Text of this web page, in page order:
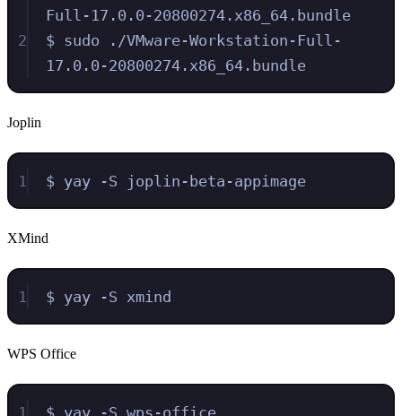
Full-17.0.0-20800274.x86_64.bundle
2
$ sudo ./VMware-Workstation-Full-
17.0.0-20800274.x86_64.bundle
Joplin
1 $ yay -S joplin-beta-appimage
XMind
1 $ yay -S xmind
WPS Office
1 $ yay -S wps-office